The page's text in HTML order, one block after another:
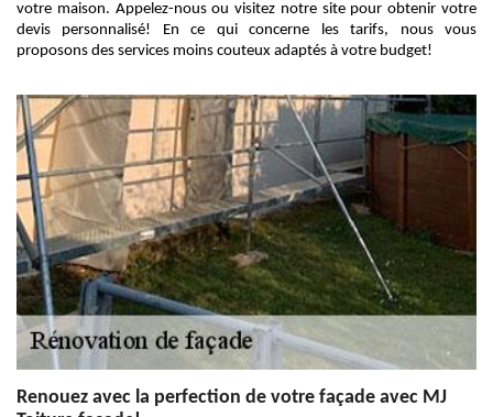
votre maison. Appelez-nous ou visitez notre site pour obtenir votre
devis personnalisé! En ce qui concerne les tarifs, nous vous
proposons des services moins couteux adaptés à votre budget!
Renouez avec la perfection de votre façade avec MJ